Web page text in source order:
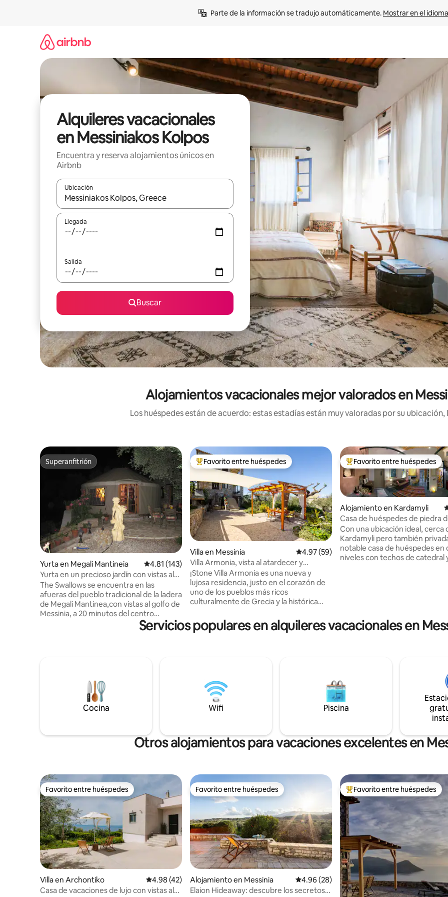
Parte de la información se tradujo automáticamente. Mostrar en el
Alquileres vacacionales
en Messiniakos Kolpos
Encuentra y reserva alojamientos únicos en
Airbnb
Ubicación
Cuando los resultados estén disponibles, navega con las teclas de flecha hacia arriba y hacia abajo o explora con el
Llegada
Salida
Buscar
Alojamientos vacacionales mejor valorados en
Los huéspedes están de acuerdo: estas estadías están muy valoradas por su
Superanfitrión
Superanfitrión
Yurta en Megali Mantineia Calificación promedio: 4.81 de 5, 143 reseñas
4.81 (143)
Yurta en un precioso jardín con vistas al
mar. Glamping
The Swallows se encuentra en las
afueras del pueblo tradicional de la ladera
de Megali Mantinea,con vistas al golfo de
Messinia, a 20 minutos del centro
cosmopolita de Kalamata. Está a 4 km del
mar,el pueblo cuenta con varias tabernas
alrededores,el sitio es respetuoso con el
medio ambiente. Ofrecemos bed and
breakfast con mermeladas
caseras,gelatinas y mermeladas, además
Favorito entre huéspedes preferido
Favorito entre huéspedes
Villa en Messinia Calificación promedio: 4.97 de 5, 59 reseñas
4.97 (59)
Villa Armonia, vista al atardecer y
ambiente relajante en la playa
¡Stone Villa Armonia es una nueva y
lujosa residencia, justo en el corazón de
uno de los pueblos más ricos
culturalmente de Grecia y la histórica
equipada, es espaciosa y puede alojar
cómodamente a más de 6 huéspedes. ¡A
excursiones de un día! ¡Estufa de pellets
para el invierno, aparcamiento privado y
wifi incluido!
Favorito entre huéspedes
Favorito entre huéspedes
Alojamiento en Kardamyli
Casa de huéspedes de piedra
dormitorio con vistas a la
Con una ubicación ideal, cerca
Kardamyli pero también privada.
notable casa de huéspedes en
niveles con techos de catedral
privada con ducha al aire libre y
de estar. Arriba hay una cama
Servicios populares en alquileres vacacionales en
Cocina Wifi Piscina
Otros alojamientos para vacaciones excelentes en
Favorito entre huéspedes
Favorito entre huéspedes
Villa en Archontiko Calificación promedio: 4.98 de 5, 42 reseñas
4.98 (42)
Casa de vacaciones de lujo con vistas al
Favorito entre huéspedes
Favorito entre huéspedes
Alojamiento en Messinia Calificación promedio: 4.96 de 5, 28 reseñas
4.96 (28)
Elaion Hideaway: descubre los secretos
Favorito entre huéspedes
Favorito entre huéspedes